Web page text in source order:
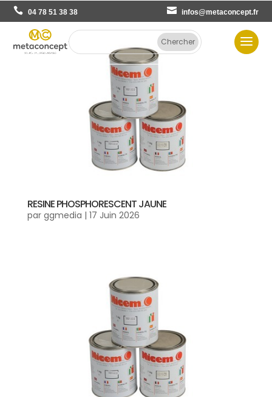
04 78 51 38 38 infos@metaconcept.fr
RESINE PHOSPHORESCENT JAUNE
par ggmedia | 17 Juin 2026